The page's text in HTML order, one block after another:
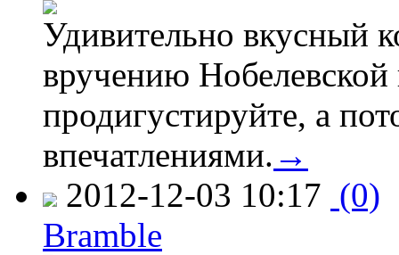
Удивительно вкусный
вручению
продигустируйте, а
впечатлениями. →
2012-12-03 10:17 (0)
Bramble